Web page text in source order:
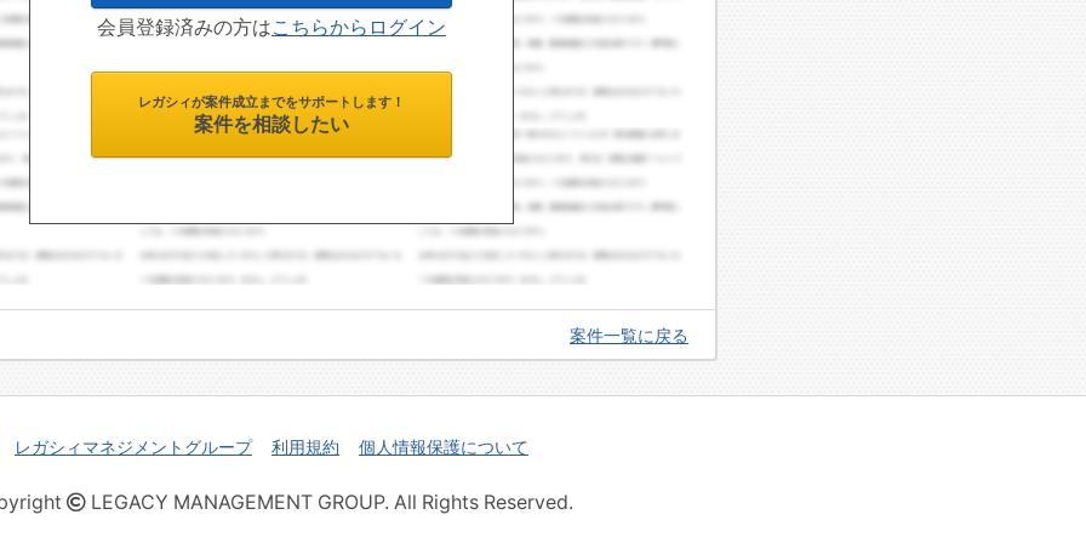
会員登録済みの方はこちらからログイン
レガシィが案件成立までをサポートします！
案件を相談したい
案件一覧に戻る
レガシィマネジメントグループ 利用規約 個人情報保護について
LEGACY MANAGEMENT GROUP. All Rights Reserved.